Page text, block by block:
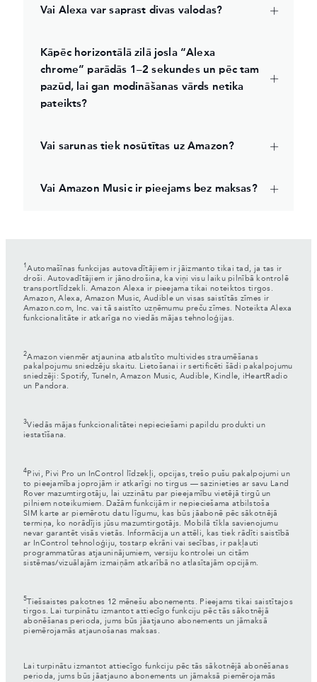
Vai Alexa var saprast divas valodas?
Kāpēc horizontālā zilā josla “Alexa
chrome” parādās 1–2 sekundes un pēc tam
pazūd, lai gan modināšanas vārds netika
pateikts?
Vai sarunas tiek nosūtītas uz Amazon?
Vai Amazon Music ir pieejams bez maksas?
1 Automašīnas funkcijas autovadītājiem ir jāizmanto tikai tad, ja tas ir
droši. Autovadītājiem ir jānodrošina, ka viņi visu laiku pilnībā kontrolē
transportlīdzekli. Amazon Alexa ir pieejama tikai noteiktos tirgos.
Amazon, Alexa, Amazon Music, Audible un visas saistītās zīmes ir
Amazon.com, Inc. vai tā saistīto uzņēmumu preču zīmes. Noteikta Alexa
funkcionalitāte ir atkarīga no viedās mājas tehnoloģijas.
2Amazon vienmēr atjaunina atbalstīto multivides straumēšanas
pakalpojumu sniedzēju skaitu. Lietošanai ir sertificēti šādi pakalpojumu
sniedzēji: Spotify, TuneIn, Amazon Music, Audible, Kindle, iHeartRadio
un Pandora.
3Viedās mājas funkcionalitātei nepieciešami papildu produkti un
iestatīšana.
4 Pivi, Pivi Pro un InControl līdzekļi, opcijas, trešo pušu pakalpojumi un
to pieejamība joprojām ir atkarīgi no tirgus — sazinieties ar savu Land
Rover mazumtirgotāju, lai uzzinātu par pieejamību vietējā tirgū un
pilniem noteikumiem. Dažām funkcijām ir nepieciešama atbilstoša
SIM karte ar piemērotu datu līgumu, kas būs jāabonē pēc sākotnējā
termiņa, ko norādījis jūsu mazumtirgotājs. Mobilā tīkla savienojumu
nevar garantēt visās vietās. Informācija un attēli, kas tiek rādīti saistībā
ar InControl tehnoloģiju, tostarp ekrāni vai secības, ir pakļauti
programmatūras atjauninājumiem, versiju kontrolei un citām
sistēmas/vizuālajām izmaiņām atkarībā no atlasītajām opcijām.
5
Tiešsaistes pakotnes 12 mēnešu abonements. Pieejams tikai saistītajos
tirgos. Lai turpinātu izmantot attiecīgo funkciju pēc tās sākotnējā
abonēšanas perioda, jums būs jāatjauno abonements un jāmaksā
piemērojamās atjaunošanas maksas.
Lai turpinātu izmantot attiecīgo funkciju pēc tās sākotnējā abonēšanas
perioda, jums būs jāatjauno abonements un jāmaksā piemērojamās